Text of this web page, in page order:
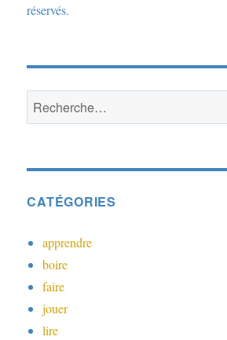
réservés.
Recherche
pour :
CATÉGORIES
apprendre
boire
faire
jouer
lire